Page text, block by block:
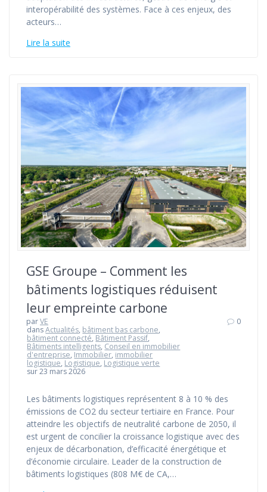
interopérabilité des systèmes. Face à ces enjeux, des
acteurs…
Lire la suite
GSE Groupe – Comment les
bâtiments logistiques réduisent
leur empreinte carbone
parVE
dansActualités, bâtiment bas carbone,
bâtiment connecté, Bâtiment Passif,
Bâtiments intelligents, Conseil en immobilier
d'entreprise, Immobilier, immobilier
logistique, Logistique, Logistique verte
sur 23 mars 2026
0
Les bâtiments logistiques représentent 8 à 10 % des
émissions de CO2 du secteur tertiaire en France. Pour
atteindre les objectifs de neutralité carbone de 2050, il
est urgent de concilier la croissance logistique avec des
enjeux de décarbonation, d’efficacité énergétique et
d’économie circulaire. Leader de la construction de
bâtiments logistiques (808 M€ de CA,…